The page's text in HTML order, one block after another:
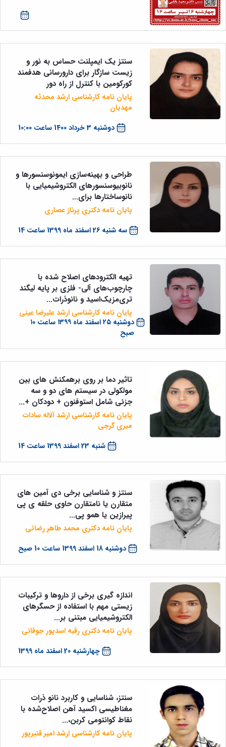
دوشنبه 3 خرداد 1400 ساعت 10:00
سنتز یک ایمپلنت حساس به نور و
زیست سازگار برای دارورسانی هدفمند
کورکومین با کنترل از راه دور
پایان نامه کارشناسی ارشد محدثه
مهدیان
سه شنبه 26 اسفند ماه 1399 ساعت 14
طراحی و بهینه‌سازی ایمونوسنسورها و
نانوبیوسنسورهای الکتروشیمیایی با
نانوساختارها برای...
پایان نامه دکتری پرناز عصاری
دوشنبه ۲۵ اسفند ماه ۱۳۹۹ ساعت ۱۰
صبح
تهیه الکترودهای اصلاح شده با
چارچوب‌های آلی- فلزی بر پایه لیگند
تری‌مزیک‌اسید و نانو‌ذرات...
پایان نامه کارشناسی ارشد علیرضا عینی
شنبه 23 اسفند 1399 ساعت 14
تاثیر دما بر روی برهمکنش های بین
مولکولی در سیستم های دو و سه
جزئی شامل استوفنون + دودکان +...
پایان نامه کارشناسی ارشد آلاله سادات
میری گرجی
دوشنبه 18 اسفند 1399 ساعت 10 صبح
سنتز و شناسایی برخی دی آمین های
متقارن یا نامتقارن حاوی حلقه ی پی
پیرازین یا همو پی...
پایان نامه دکتری محمد طاهر رضائی
چهارشنبه 20 اسفند ماه 1399
اندازه گیری برخی از داروها و ترکیبات
زیستی مهم با استفاده از حسگرهای
الکتروشیمیایی مبتنی بر...
پایان نامه دکتری رقیه اسدپور جوقانی
سنتز، شناسایی و کاربرد نانو ذرات
مغناطیسی اکسید آهن اصلاح‌شده با
نقاط کوانتومی کربن،...
پایان نامه کارشناسی ارشد امیر قنبرپور